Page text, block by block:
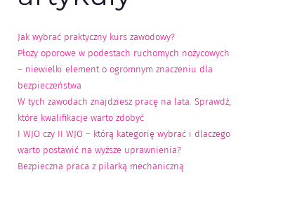
Jak wybrać praktyczny kurs zawodowy?
Płozy oporowe w podestach ruchomych nożycowych
– niewielki element o ogromnym znaczeniu dla
bezpieczeństwa
W tych zawodach znajdziesz pracę na lata. Sprawdź,
które kwalifikacje warto zdobyć
I WJO czy II WJO – którą kategorię wybrać i dlaczego
warto postawić na wyższe uprawnienia?
Bezpieczna praca z pilarką mechaniczną